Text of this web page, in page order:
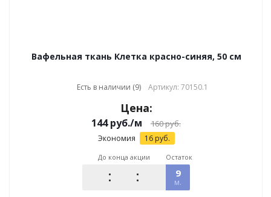
Вафельная ткань Клетка красно-синяя, 50 см
Есть в наличии (9) Артикул: 70150.1
Цена:
144руб./м 160руб.
Экономия 16руб.
До конца акции Остаток
9
м.